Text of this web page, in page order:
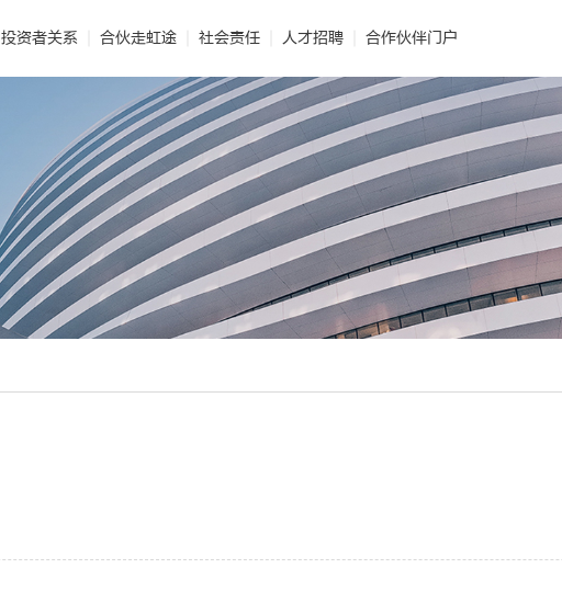
· 世界的东方雨虹 · 光荣使命 · 发展历程
· 非织造布 · 建筑涂料 · 建筑修缮 · 砂浆粉料
· 标准化施工 · 业务联系 · 供应链平台 · 经典工程
· 技术解读 · 视频合辑 · 电子期刊
投资者关系
· 投资者互动
合伙走虹途 社会责任
· 社会责任报告 · 公益行动
人才招聘 合作伙伴门户